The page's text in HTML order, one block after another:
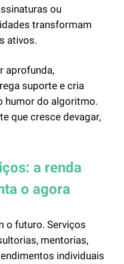
ou
transformam
ativos.
aprofunda,
suporte e cria
humor do algoritmo.
que cresce devagar,
a renda
o agora
o futuro. Serviços
mentorias,
individuais